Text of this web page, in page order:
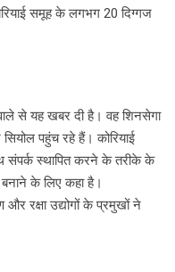
समूह के लगभग 20 दिग्गज
से यह खबर दी है। वह शिनसेगा
पहुंच रहे हैं। कोरियाई
संपर्क स्थापित करने के तरीके के
के लिए कहा है।
और रक्षा उद्योगों के प्रमुखों ने